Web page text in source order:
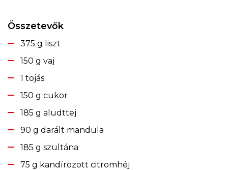
Összetevők
375 g liszt
150 g vaj
1 tojás
150 g cukor
185 g aludttej
90 g darált mandula
185 g szultána
75 g kandírozott citromhéj